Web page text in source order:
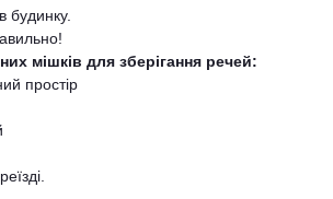
будинку.
мішків для зберігання речей:
простір